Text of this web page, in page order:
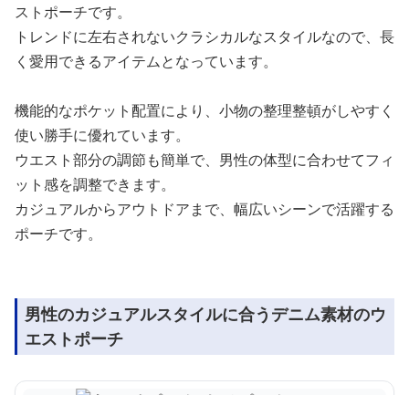
ストポーチです。
トレンドに左右されないクラシカルなスタイルなので、長
く愛用できるアイテムとなっています。
機能的なポケット配置により、小物の整理整頓がしやすく
使い勝手に優れています。
ウエスト部分の調節も簡単で、男性の体型に合わせてフィ
ット感を調整できます。
カジュアルからアウトドアまで、幅広いシーンで活躍する
ポーチです。
男性のカジュアルスタイルに合うデニム素材のウ
エストポーチ